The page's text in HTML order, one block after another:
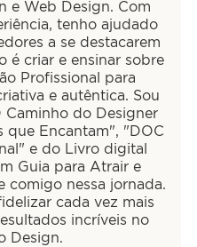
e Web Design. Com
tenho ajudado
a se destacarem
é criar e ensinar sobre
Profissional para
e autêntica. Sou
Caminho do Designer
que Encantam", "DOC
e do Livro digital
Guia para Atrair e
comigo nessa jornada.
cada vez mais
incríveis no
Design.